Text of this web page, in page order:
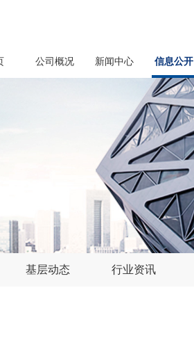
公司概况 新闻中心 信息公开
基层动态 行业资讯